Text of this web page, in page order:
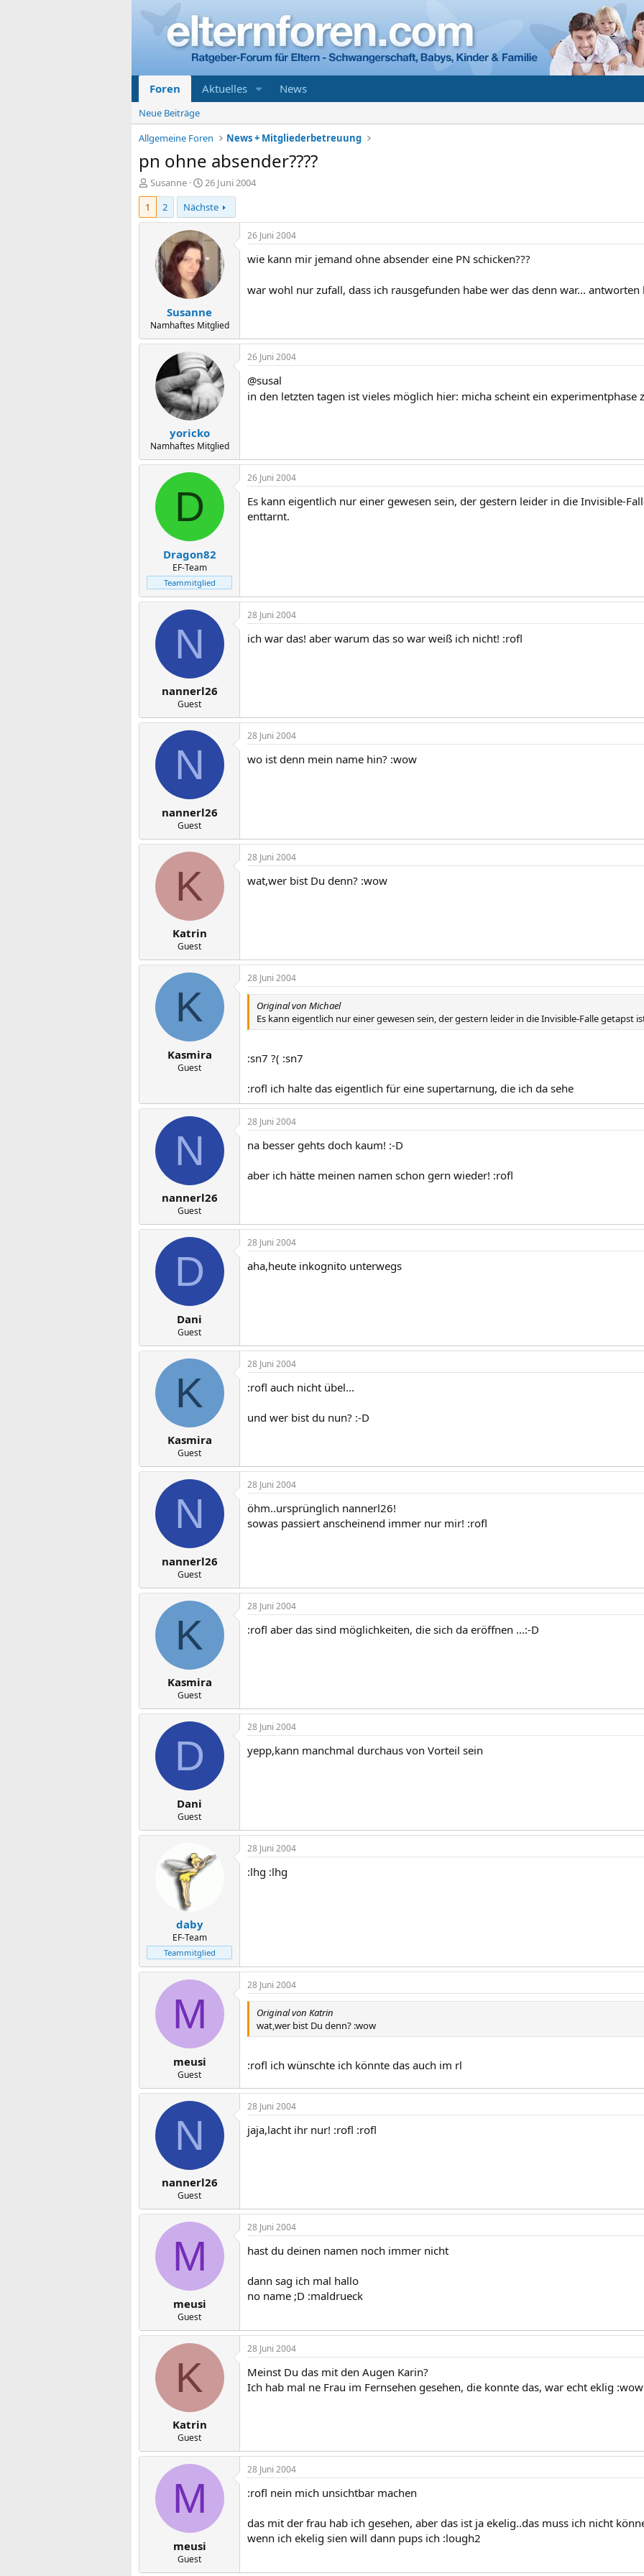
Foren Aktuelles News
Neue Beiträge
Allgemeine Foren
News + Mitgliederbetreuung
pn ohne absender????
E
r
t
Susanne
E
r
s
t
e
l
t
a
m
26 Juni 2004
1
2 Nächste
Susanne
Namhaftes Mitglied
26 Juni 2004
wie kann mir jemand ohne absender eine PN schicken???
war wohl nur zufall, dass ich rausgefunden habe wer das denn war...
yoricko
Namhaftes Mitglied
26 Juni 2004
@susal
in den letzten tagen ist vieles möglich hier: micha scheint ein experimentphase
D
Dragon82
EF-Team
Teammitglied
26 Juni 2004
Es kann eigentlich nur einer gewesen sein, der gestern leider in die Invisible-
enttarnt.
N
nannerl26
Guest
28 Juni 2004
ich war das! aber warum das so war weiß ich nicht! :rofl
N
nannerl26
Guest
28 Juni 2004
wo ist denn mein name hin? :wow
K
Katrin
Guest
28 Juni 2004
wat,wer bist Du denn? :wow
K
Kasmira
Guest
28 Juni 2004
Original von Michael
Es kann eigentlich nur einer gewesen sein, der gestern leider in die Invisible-Falle getapst
:sn7 ?( :sn7
:rofl ich halte das eigentlich für eine supertarnung, die ich da sehe
N
nannerl26
Guest
28 Juni 2004
na besser gehts doch kaum! :-D
aber ich hätte meinen namen schon gern wieder! :rofl
D
Dani
Guest
28 Juni 2004
aha,heute inkognito unterwegs
K
Kasmira
Guest
28 Juni 2004
:rofl auch nicht übel...
und wer bist du nun? :-D
N
nannerl26
Guest
28 Juni 2004
öhm..ursprünglich nannerl26!
sowas passiert anscheinend immer nur mir! :rofl
K
Kasmira
Guest
28 Juni 2004
:rofl aber das sind möglichkeiten, die sich da eröffnen ...:-D
D
Dani
Guest
28 Juni 2004
yepp,kann manchmal durchaus von Vorteil sein
daby
EF-Team
Teammitglied
28 Juni 2004
:lhg :lhg
M
meusi
Guest
28 Juni 2004
Original von Katrin
wat,wer bist Du denn? :wow
:rofl ich wünschte ich könnte das auch im rl
N
nannerl26
Guest
28 Juni 2004
jaja,lacht ihr nur! :rofl :rofl
M
meusi
Guest
28 Juni 2004
hast du deinen namen noch immer nicht
dann sag ich mal hallo
no name ;D :maldrueck
K
Katrin
Guest
28 Juni 2004
Meinst Du das mit den Augen Karin?
Ich hab mal ne Frau im Fernsehen gesehen, die konnte das, war echt eklig :wow
M
meusi
Guest
28 Juni 2004
:rofl nein mich unsichtbar machen
das mit der frau hab ich gesehen, aber das ist ja ekelig..das muss ich nicht
wenn ich ekelig sien will dann pups ich :lough2